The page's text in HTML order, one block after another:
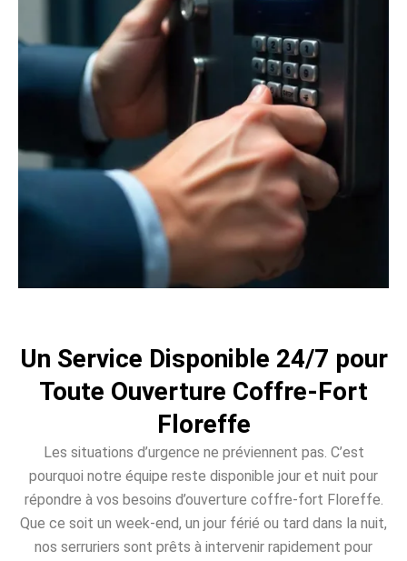
Un Service Disponible 24/7 pour
Toute Ouverture Coffre-Fort
Floreffe
Les situations d’urgence ne préviennent pas. C’est
pourquoi notre équipe reste disponible jour et nuit pour
répondre à vos besoins d’ouverture coffre-fort Floreffe.
Que ce soit un week-end, un jour férié ou tard dans la nuit,
nos serruriers sont prêts à intervenir rapidement pour